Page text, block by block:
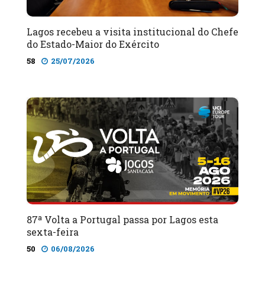
Lagos recebeu a visita institucional do Chefe
do Estado-Maior do Exército
58 25/07/2026
87ª Volta a Portugal passa por Lagos esta
sexta-feira
50 06/08/2026